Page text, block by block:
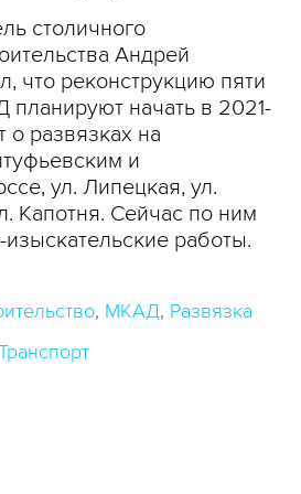
столичного
Андрей
что реконструкцию пяти
начать в 2021-
о развязках на
и
ул. Липецкая, ул.
Капотня. Сейчас по ним
работы.
МКАД Развязка